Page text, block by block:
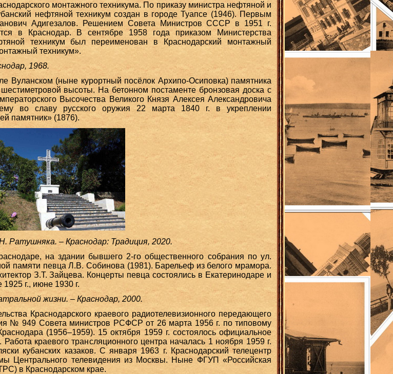
монтажного техникума. По приказу министра нефтяной и
нефтяной техникум создан в городе Туапсе (1946). Первым
Адигезалов. Решением Совета Министров СССР в 1951 г.
в Краснодар. В сентябре 1958 года приказом Министерства
техникум был переименован в Краснодарский монтажный
техникум».
1968.
Вуланском (ныне курортный посёлок Архипо-Осиповка) памятника
высоты. На бетонном постаменте бронзовая доска с
Высочества Великого Князя Алексея Александровича
во славу русского оружия 22 марта 1840 г. в укреплении
памятник» (1876).
Ратушняка. – Краснодар: Традиция, 2020.
на здании бывшего 2-го общественного собрания по ул.
памяти певца Л.В. Собинова (1981). Барельеф из белого мрамора.
З.Т. Зайцева. Концерты певца состоялись в Екатеринодаре и
1925 г., июне 1930 г.
жизни. – Краснодар, 2000.
Краснодарского краевого радиотелевизионного передающего
№ 949 Совета министров РСФСР от 26 марта 1956 г. по типовому
(1956–1959). 15 октября 1959 г. состоялось официальное
краевого трансляционного центра началась 1 ноября 1959 г.
кубанских казаков. С января 1963 г. Краснодарский телецентр
Центрального телевидения из Москвы. Ныне ФГУП «Российская
в Краснодарском крае.